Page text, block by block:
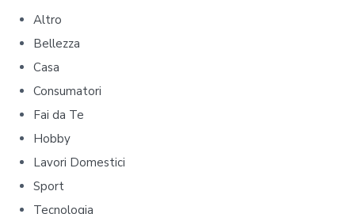
r
i
m
a
r
y
S
Altro
Bellezza
Casa
Consumatori
Fai da Te
Hobby
Lavori Domestici
Sport
Tecnologia